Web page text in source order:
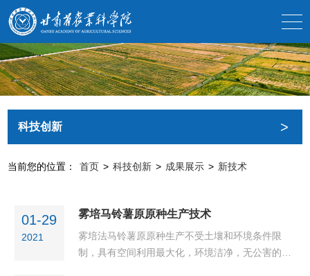
科技创新 >
当前您的位置： 首页 > 科技创新 > 成果展示 > 新技术
01-29
2021
雾培马铃薯原原种生产技术
雾培法马铃薯原原种生产不受土壤和环境条件限
制，具有空间利用最大化，环境洁净，无公害的优